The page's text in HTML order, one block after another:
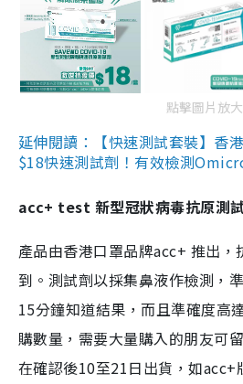
點擊圖片放大
延伸閱讀：【快速測試套裝】香
$18快速測試劑！有效檢測
acc+ test 新型冠狀病毒抗原測
產品由香港口罩品牌acc+ 推出，
到。測試劑以採集鼻液作檢測，
15分鐘知道結果，而且準確度高
購數量，需要大量購入的朋友可
在確認後10至21日出貨，如acc+